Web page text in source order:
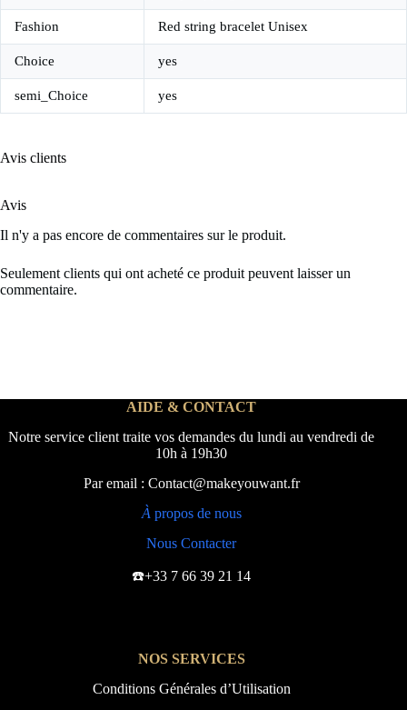
Fashion Red string bracelet Unisex
Choice yes
semi_Choice yes
Avis clients
Avis
Il n'y a pas encore de commentaires sur le produit.
Seulement clients qui ont acheté ce produit peuvent laisser un
commentaire.
AIDE & CONTACT
Notre service client traite vos demandes du lundi au vendredi de
10h à 19h30
Par email : Contact@makeyouwant.fr
À propos de nous
Nous Contacter
☎️+33 7 66 39 21 14
NOS SERVICES
Conditions Générales d’Utilisation